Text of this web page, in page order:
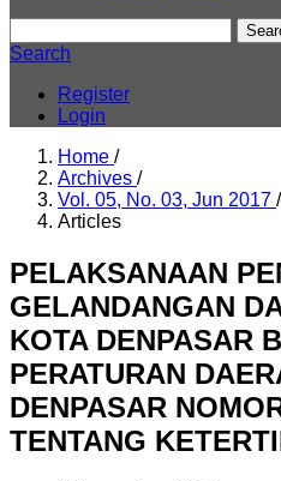
Search
Register
Login
Home /
Archives /
Vol. 05, No. 03, Jun 2017 /
Articles
PELAKSANAAN
GELANDANGAN
KOTA DENPASAR
PERATURAN
DENPASAR
TENTANG